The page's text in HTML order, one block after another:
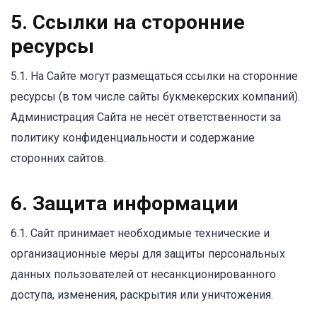
5. Ссылки на сторонние
ресурсы
5.1. На Сайте могут размещаться ссылки на сторонние
ресурсы (в том числе сайты букмекерских компаний).
Администрация Сайта не несёт ответственности за
политику конфиденциальности и содержание
сторонних сайтов.
6. Защита информации
6.1. Сайт принимает необходимые технические и
организационные меры для защиты персональных
данных пользователей от несанкционированного
доступа, изменения, раскрытия или уничтожения.